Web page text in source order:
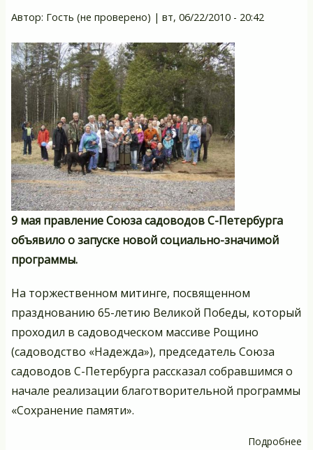
Автор: Гость (не проверено) | вт, 06/22/2010 - 20:42
9 мая правление Союза садоводов С-Петербурга
объявило о запуске новой социально-значимой
программы.
На торжественном митинге, посвященном
празднованию 65-летию Великой Победы, который
проходил в садоводческом массиве Рощино
(садоводство «Надежда»), председатель Союза
садоводов С-Петербурга рассказал собравшимся о
начале реализации благотворительной программы
«Сохранение памяти».
Подробнее